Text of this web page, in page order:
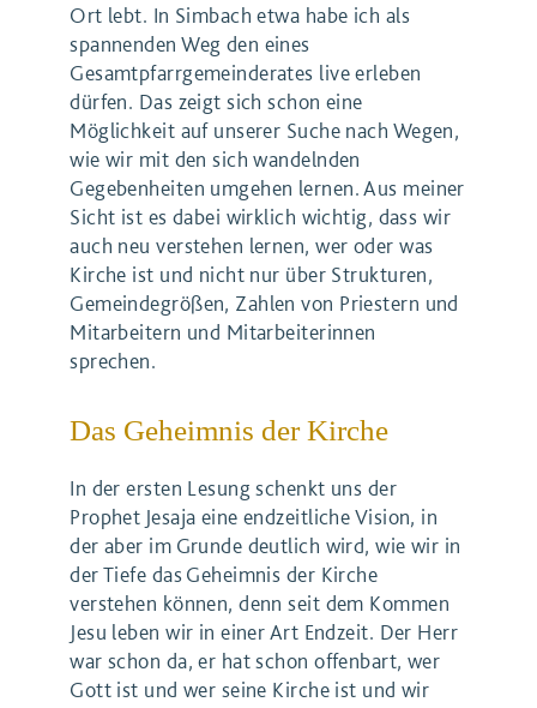
Ort lebt. In Simbach etwa habe ich als
spannenden Weg den eines
Gesamtpfarrgemeinderates live erleben
dürfen. Das zeigt sich schon eine
Möglichkeit auf unserer Suche nach Wegen,
wie wir mit den sich wandelnden
Gegebenheiten umgehen lernen. Aus meiner
Sicht ist es dabei wirklich wichtig, dass wir
auch neu verstehen lernen, wer oder was
Kirche ist und nicht nur über Strukturen,
Gemeindegrößen, Zahlen von Priestern und
Mitarbeitern und Mitarbeiterinnen
sprechen.
Das Geheimnis der Kirche
In der ersten Lesung schenkt uns der
Prophet Jesaja eine endzeitliche Vision, in
der aber im Grunde deutlich wird, wie wir in
der Tiefe das Geheimnis der Kirche
verstehen können, denn seit dem Kommen
Jesu leben wir in einer Art Endzeit. Der Herr
war schon da, er hat schon offenbart, wer
Gott ist und wer seine Kirche ist und wir